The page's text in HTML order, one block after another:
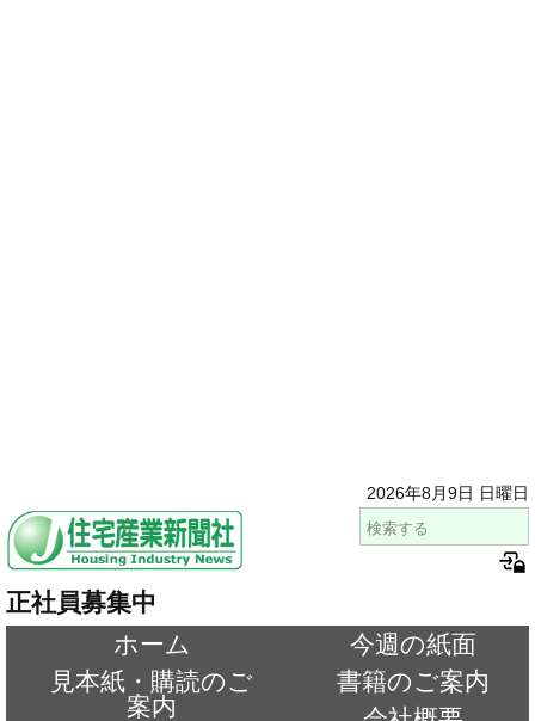
2026年8月9日 日曜日
正社員募集中
ホーム
今週の紙面
見本紙・購読のご
案内
書籍のご案内